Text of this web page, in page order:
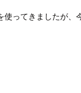
ってきましたが、